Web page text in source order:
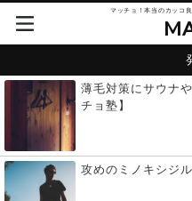
マッチョ！本当のカッコ
薄毛対策にサウナ
チョ塾】
攻めのミノキシジル